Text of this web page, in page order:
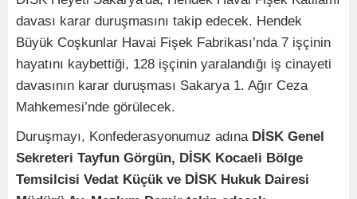
davası karar duruşmasını takip edecek. Hendek
Büyük Coşkunlar Havai Fişek Fabrikası’nda 7 işçinin
hayatını kaybettiği, 128 işçinin yaralandığı iş cinayeti
davasının karar duruşması Sakarya 1. Ağır Ceza
Mahkemesi’nde görülecek.
Duruşmayı, Konfederasyonumuz adına DİSK Genel
Sekreteri Tayfun Görgün, DİSK Kocaeli Bölge
Temsilcisi Vedat Küçük ve DİSK Hukuk Dairesi